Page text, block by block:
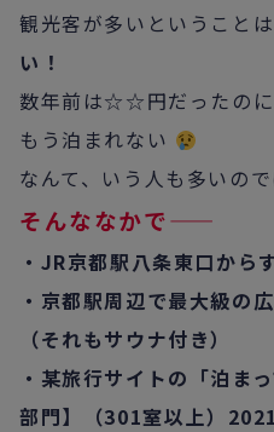
観光客が多いということ
い！
数年前は☆☆円だったの
もう泊まれない
なんて、いう人も多いの
そんななかで――
・JR京都駅八条東口から
・京都駅周辺で最大級の
（それもサウナ付き）
・某旅行サイトの「泊ま
部門】（301室以上）